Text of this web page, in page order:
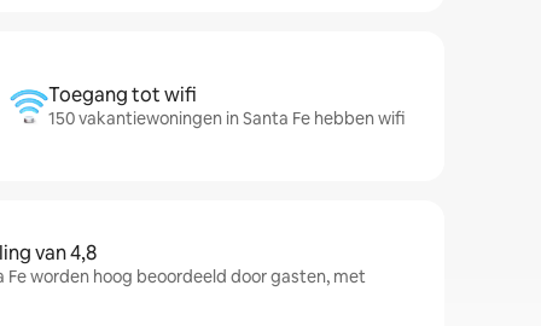
Toegang tot wifi
150 vakantiewoningen in Santa Fe hebben wifi
van 4,8
worden hoog beoordeeld door gasten, met